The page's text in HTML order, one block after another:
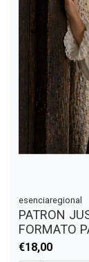
esenciaregional
PATRON
FORMATO
€18,00